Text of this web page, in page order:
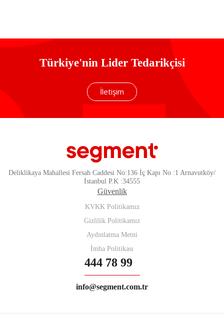
Türkiye'nin Lider Tedarikçisi
İletişim
Deliklikaya Mahallesi Fersah Caddesi No:136 İç Kapı No :1 Arnavutköy/
İstanbul P.K :34555
Güvenlik
KVKK Politikamız
Gizlilik Politikamız
Aydınlatma Metni
İmha Politikası
444 78 99
info@segment.com.tr